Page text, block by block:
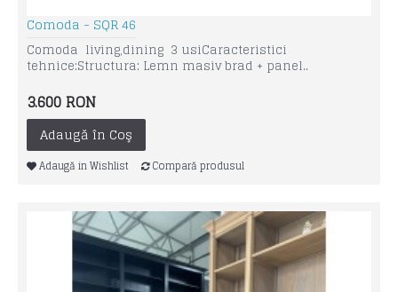
Comoda - SQR 46
Comoda living,dining 3 usiCaracteristici
tehnice:Structura: Lemn masiv brad + panel..
3.600 RON
Adaugă în Coş
Adaugă in Wishlist Compară produsul